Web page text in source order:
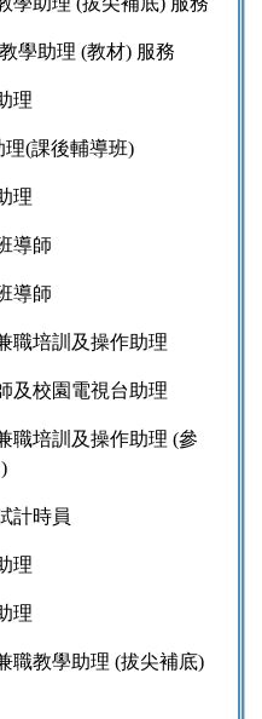
學助理 (教材) 服務
理
理(課後輔導班)
理
導師
導師
職培訓及操作助理
及校園電視台助理
職培訓及操作助理 (參
計時員
理
理
職教學助理 (拔尖補底)